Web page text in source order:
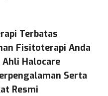
Terbatas
Fisitoterapi Anda
Ahli Halocare
Serta
Resmi